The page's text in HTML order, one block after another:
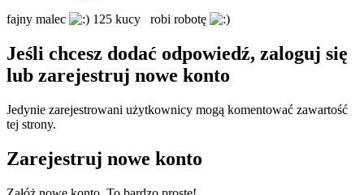
fajny malec
125 kucy robi robotę
Jeśli chcesz dodać odpowiedź, zaloguj się
lub zarejestruj nowe konto
Jedynie zarejestrowani użytkownicy mogą komentować zawartość
tej strony.
Zarejestruj nowe konto